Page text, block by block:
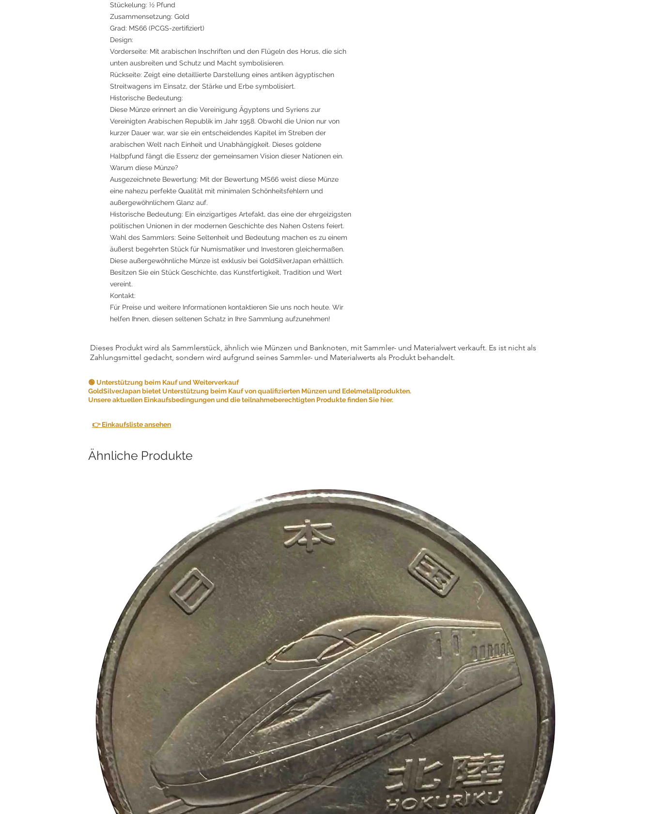
Stückelung: ½ Pfund
Zusammensetzung: Gold
Grad: MS66 (PCGS-zertifiziert)
Design:
Vorderseite: Mit arabischen Inschriften und den Flügeln des Horus, die sich
unten ausbreiten und Schutz und Macht symbolisieren.
Rückseite: Zeigt eine detaillierte Darstellung eines antiken ägyptischen
Streitwagens im Einsatz, der Stärke und Erbe symbolisiert.
Historische Bedeutung:
Diese Münze erinnert an die Vereinigung Ägyptens und Syriens zur
Vereinigten Arabischen Republik im Jahr 1958. Obwohl die Union nur von
kurzer Dauer war, war sie ein entscheidendes Kapitel im Streben der
arabischen Welt nach Einheit und Unabhängigkeit. Dieses goldene
Halbpfund fängt die Essenz der gemeinsamen Vision dieser Nationen ein.
Warum diese Münze?
Ausgezeichnete Bewertung: Mit der Bewertung MS66 weist diese Münze
eine nahezu perfekte Qualität mit minimalen Schönheitsfehlern und
außergewöhnlichem Glanz auf.
Historische Bedeutung: Ein einzigartiges Artefakt, das eine der ehrgeizigsten
politischen Unionen in der modernen Geschichte des Nahen Ostens feiert.
Wahl des Sammlers: Seine Seltenheit und Bedeutung machen es zu einem
äußerst begehrten Stück für Numismatiker und Investoren gleichermaßen.
Diese außergewöhnliche Münze ist exklusiv bei GoldSilverJapan erhältlich.
Besitzen Sie ein Stück Geschichte, das Kunstfertigkeit, Tradition und Wert
vereint.
Kontakt:
Für Preise und weitere Informationen kontaktieren Sie uns noch heute. Wir
helfen Ihnen, diesen seltenen Schatz in Ihre Sammlung aufzunehmen!
Dieses Produkt wird als Sammlerstück, ähnlich wie Münzen und Banknoten, mit Sammler- und Materialwert verkauft. Es ist nicht als
Zahlungsmittel gedacht, sondern wird aufgrund seines Sammler- und Materialwerts als Produkt behandelt.
🟢 Unterstützung beim Kauf und Weiterverkauf
GoldSilverJapan bietet Unterstützung beim Kauf von qualifizierten Münzen und Edelmetallprodukten.
Unsere aktuellen Einkaufsbedingungen und die teilnahmeberechtigten Produkte finden Sie hier.
👉 Einkaufsliste ansehen
Ähnliche Produkte